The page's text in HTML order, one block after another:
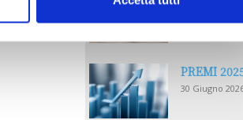
PREMI
30 Giugno